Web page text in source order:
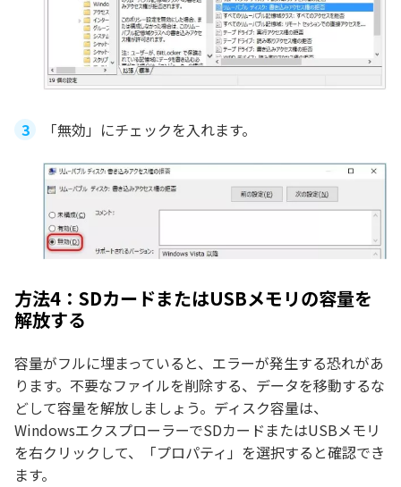
「無効」にチェックを入れます。
方法4：SDカードまたはUSBメモリの容量を
解放する
容量がフルに埋まっていると、エラーが発生する恐れがあ
ります。不要なファイルを削除する、データを移動するな
どして容量を解放しましょう。ディスク容量は、
WindowsエクスプローラーでSDカードまたはUSBメモリ
を右クリックして、「プロパティ」を選択すると確認でき
ます。